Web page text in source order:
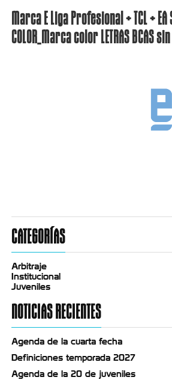
Marca E Liga Profesional + TCL + EA
COLOR_Marca color LETRAS BCAS
CATEGORÍAS
Arbitraje
Institucional
Juveniles
NOTICIAS RECIENTES
Agenda de la cuarta fecha
Definiciones temporada 2027
Agenda de la 20 de juveniles